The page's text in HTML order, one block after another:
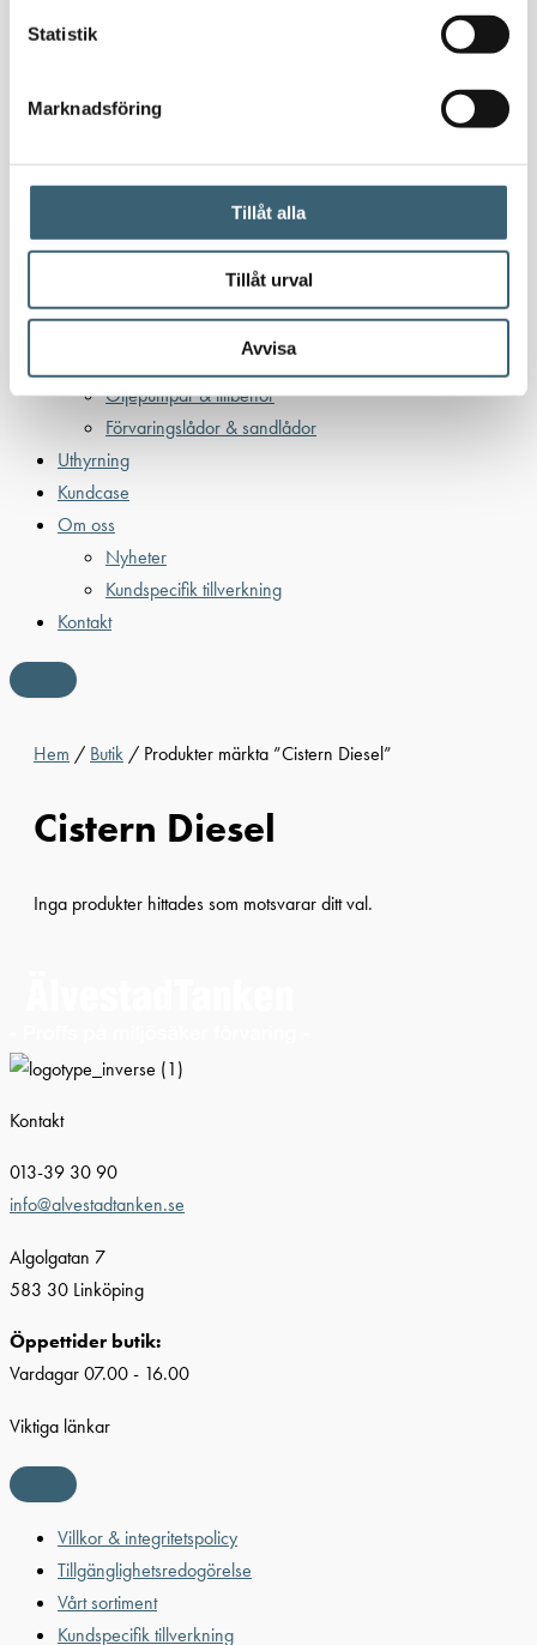
Statistik
Marknadsföring
Tillåt alla
Tillåt urval
Avvisa
Bensin
Kem
Kemikalietankar
Uppsamlingskärl för fat & IBC
Spilloljetankar & utrustning
Oljepumpar & tillbehör
Förvaringslådor & sandlådor
Uthyrning
Kundcase
Om oss
Nyheter
Kundspecifik tillverkning
Kontakt
Hem / Butik / Produkter märkta ”Cistern Diesel”
Cistern Diesel
Inga produkter hittades som motsvarar ditt val.
Kontakt
013-39 30 90
info@alvestadtanken.se
Algolgatan 7
583 30 Linköping
Öppettider butik:
Vardagar 07.00 - 16.00
Viktiga länkar
Villkor & integritetspolicy
Tillgänglighetsredogörelse
Vårt sortiment
Kundspecifik tillverkning